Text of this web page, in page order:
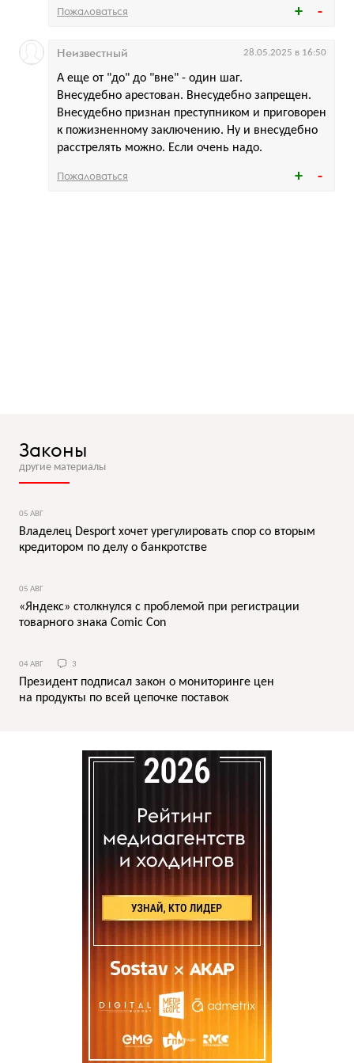
Пожаловаться
А еще от "до" до "вне" - один шаг.
Внесудебно арестован. Внесудебно запрещен.
Внесудебно признан преступником и приговорен
к пожизненному заключению. Ну и внесудебно
расстрелять можно. Если очень надо.
Неизвестный 28.05.2025 в 16:50
Пожаловаться
Законы
другие материалы
05 АВГ
Владелец Desport хочет урегулировать спор со вторым
кредитором по делу о банкротстве
05 АВГ
«Яндекс» столкнулся с проблемой при регистрации
товарного знака Comic Con
04 АВГ 3
Президент подписал закон о мониторинге цен
на продукты по всей цепочке поставок